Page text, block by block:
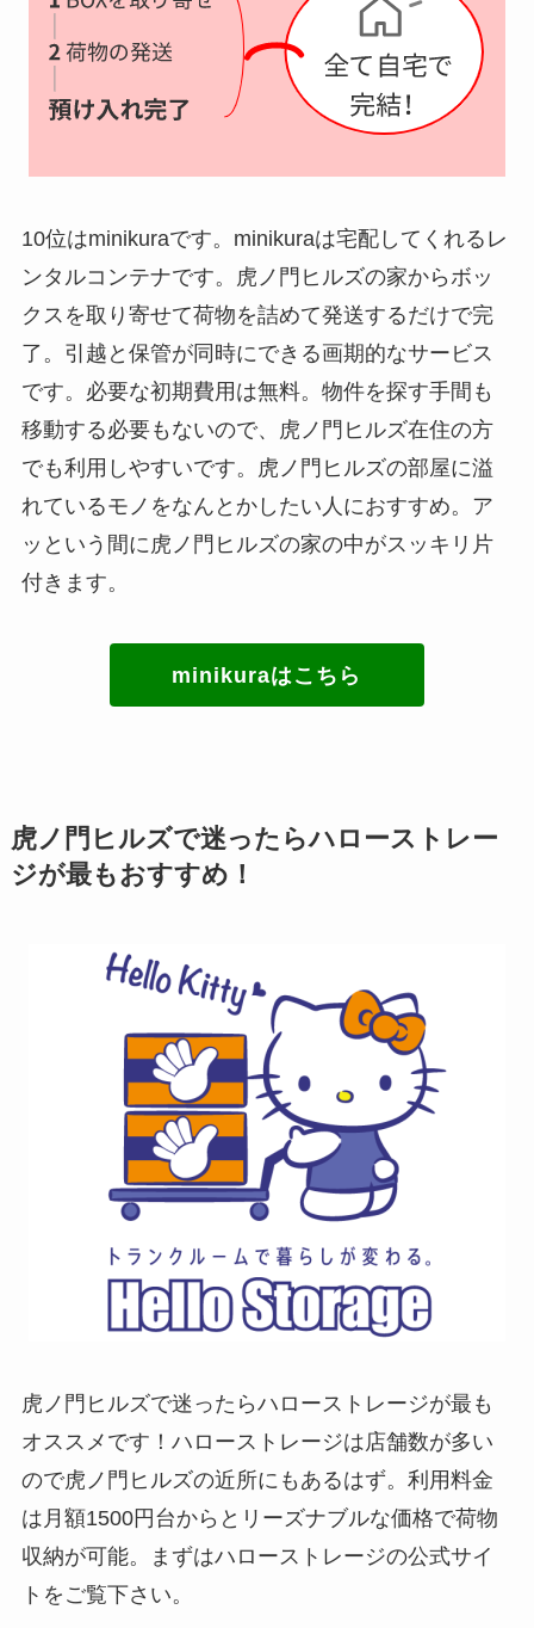
10位はminikuraです。minikuraは宅配してくれるレ
ンタルコンテナです。虎ノ門ヒルズの家からボッ
クスを取り寄せて荷物を詰めて発送するだけで完
了。引越と保管が同時にできる画期的なサービス
です。必要な初期費用は無料。物件を探す手間も
移動する必要もないので、虎ノ門ヒルズ在住の方
でも利用しやすいです。虎ノ門ヒルズの部屋に溢
れているモノをなんとかしたい人におすすめ。ア
ッという間に虎ノ門ヒルズの家の中がスッキリ片
付きます。
minikuraはこちら
虎ノ門ヒルズで迷ったらハローストレー
ジが最もおすすめ！
虎ノ門ヒルズで迷ったらハローストレージが最も
オススメです！ハローストレージは店舗数が多い
ので虎ノ門ヒルズの近所にもあるはず。利用料金
は月額1500円台からとリーズナブルな価格で荷物
収納が可能。まずはハローストレージの公式サイ
トをご覧下さい。